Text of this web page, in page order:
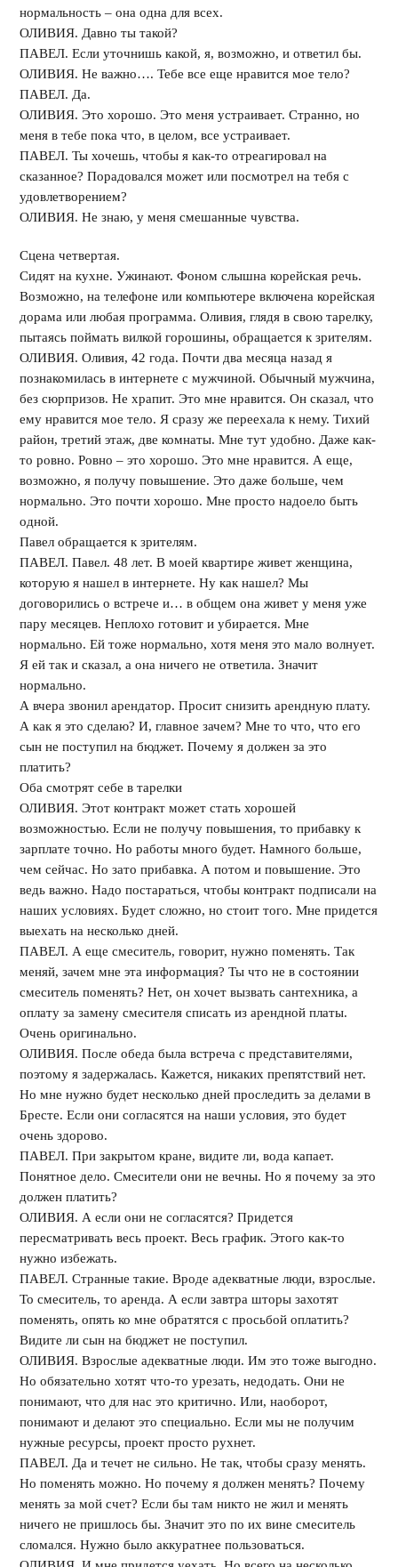
нормальность – она одна для всех.
ОЛИВИЯ. Давно ты такой?
ПАВЕЛ. Если уточнишь какой, я, возможно, и ответил бы.
ОЛИВИЯ. Не важно…. Тебе все еще нравится мое тело?
ПАВЕЛ. Да.
ОЛИВИЯ. Это хорошо. Это меня устраивает. Странно, но
меня в тебе пока что, в целом, все устраивает.
ПАВЕЛ. Ты хочешь, чтобы я как-то отреагировал на
сказанное? Порадовался может или посмотрел на тебя с
удовлетворением?
ОЛИВИЯ. Не знаю, у меня смешанные чувства.
Сцена четвертая.
Сидят на кухне. Ужинают. Фоном слышна корейская речь.
Возможно, на телефоне или компьютере включена корейская
дорама или любая программа. Оливия, глядя в свою тарелку,
пытаясь поймать вилкой горошины, обращается к зрителям.
ОЛИВИЯ. Оливия, 42 года. Почти два месяца назад я
познакомилась в интернете с мужчиной. Обычный мужчина,
без сюрпризов. Не храпит. Это мне нравится. Он сказал, что
ему нравится мое тело. Я сразу же переехала к нему. Тихий
район, третий этаж, две комнаты. Мне тут удобно. Даже как-
то ровно. Ровно – это хорошо. Это мне нравится. А еще,
возможно, я получу повышение. Это даже больше, чем
нормально. Это почти хорошо. Мне просто надоело быть
одной.
Павел обращается к зрителям.
ПАВЕЛ. Павел. 48 лет. В моей квартире живет женщина,
которую я нашел в интернете. Ну как нашел? Мы
договорились о встрече и… в общем она живет у меня уже
пару месяцев. Неплохо готовит и убирается. Мне
нормально. Ей тоже нормально, хотя меня это мало волнует.
Я ей так и сказал, а она ничего не ответила. Значит
нормально.
А вчера звонил арендатор. Просит снизить арендную плату.
А как я это сделаю? И, главное зачем? Мне то что, что его
сын не поступил на бюджет. Почему я должен за это
платить?
Оба смотрят себе в тарелки
ОЛИВИЯ. Этот контракт может стать хорошей
возможностью. Если не получу повышения, то прибавку к
зарплате точно. Но работы много будет. Намного больше,
чем сейчас. Но зато прибавка. А потом и повышение. Это
ведь важно. Надо постараться, чтобы контракт подписали на
наших условиях. Будет сложно, но стоит того. Мне придется
выехать на несколько дней.
ПАВЕЛ. А еще смеситель, говорит, нужно поменять. Так
меняй, зачем мне эта информация? Ты что не в состоянии
смеситель поменять? Нет, он хочет вызвать сантехника, а
оплату за замену смесителя списать из арендной платы.
Очень оригинально.
ОЛИВИЯ. После обеда была встреча с представителями,
поэтому я задержалась. Кажется, никаких препятствий нет.
Но мне нужно будет несколько дней проследить за делами в
Бресте. Если они согласятся на наши условия, это будет
очень здорово.
ПАВЕЛ. При закрытом кране, видите ли, вода капает.
Понятное дело. Смесители они не вечны. Но я почему за это
должен платить?
ОЛИВИЯ. А если они не согласятся? Придется
пересматривать весь проект. Весь график. Этого как-то
нужно избежать.
ПАВЕЛ. Странные такие. Вроде адекватные люди, взрослые.
То смеситель, то аренда. А если завтра шторы захотят
поменять, опять ко мне обратятся с просьбой оплатить?
Видите ли сын на бюджет не поступил.
ОЛИВИЯ. Взрослые адекватные люди. Им это тоже выгодно.
Но обязательно хотят что-то урезать, недодать. Они не
понимают, что для нас это критично. Или, наоборот,
понимают и делают это специально. Если мы не получим
нужные ресурсы, проект просто рухнет.
ПАВЕЛ. Да и течет не сильно. Не так, чтобы сразу менять.
Но поменять можно. Но почему я должен менять? Почему
менять за мой счет? Если бы там никто не жил и менять
ничего не пришлось бы. Значит это по их вине смеситель
сломался. Нужно было аккуратнее пользоваться.